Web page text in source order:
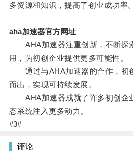
多资源和知识，提高了创业成功率。
aha加速器官方网址
AHA加速器注重创新，不断探
用，为初创企业提供更多可能性。
通过与AHA加速器的合作，初
而出，实现可持续发展。
AHA加速器成就了许多初创企
态系统注入更多动力。
#3#
评论